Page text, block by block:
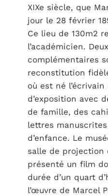
XIXe siècle, que
jour le 28 février
Ce lieu de 130m2
l’académicien.
complémentaires
reconstitution
où est né l’écrivain
d’exposition avec
de famille, des
lettres
d’enfance. Le
salle de projection
présenté un film
durée d’un quart
l’œuvre de Marcel